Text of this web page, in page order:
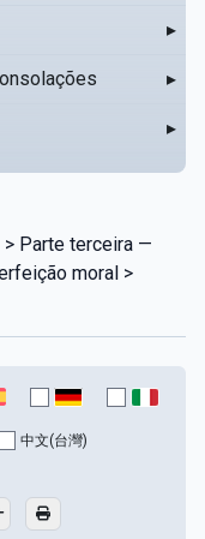
▸
▸
▸
Parte terceira —
moral >
中文(台灣)